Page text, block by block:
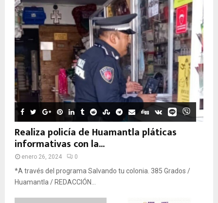
Realiza policía de Huamantla pláticas
informativas con la...
enero 26, 2024 0
*A través del programa Salvando tu colonia. 385 Grados /
Huamantla / REDACCIÓN...